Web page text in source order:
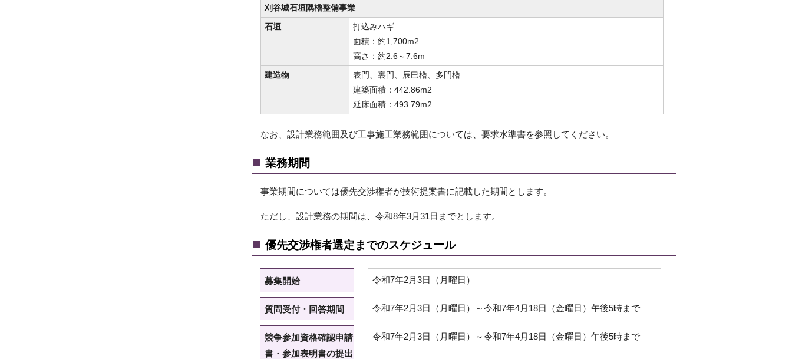
刈谷城石垣隅櫓整備事業
石垣
打込みハギ
面積：約1,700m2
高さ：約2.6～7.6m
建造物
表門、裏門、辰巳櫓、多門櫓
建築面積：442.86m2
延床面積：493.79m2
なお、設計業務範囲及び工事施工業務範囲については、要求水準書を参照してください。
業務期間
事業期間については優先交渉権者が技術提案書に記載した期間とします。
ただし、設計業務の期間は、令和8年3月31日までとします。
優先交渉権者選定までのスケジュール
募集開始 令和7年2月3日（月曜日）
質問受付・回答期間 令和7年2月3日（月曜日）～令和7年4月18日（金曜日）午後5時まで
競争参加資格確認申請
書・参加表明書の提出
令和7年2月3日（月曜日）～令和7年4月18日（金曜日）午後5時まで